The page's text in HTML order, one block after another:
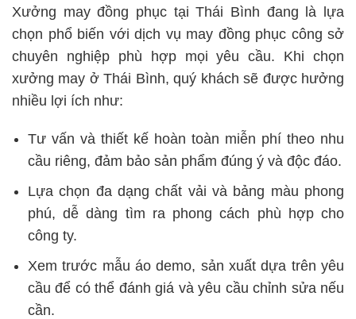
Xưởng may đồng phục tại Thái Bình đang là lựa
chọn phổ biến với dịch vụ may đồng phục công sở
chuyên nghiệp phù hợp mọi yêu cầu. Khi chọn
xưởng may ở Thái Bình, quý khách sẽ được hưởng
nhiều lợi ích như:
Tư vấn và thiết kế hoàn toàn miễn phí theo nhu
cầu riêng, đảm bảo sản phẩm đúng ý và độc đáo.
Lựa chọn đa dạng chất vải và bảng màu phong
phú, dễ dàng tìm ra phong cách phù hợp cho
công ty.
Xem trước mẫu áo demo, sản xuất dựa trên yêu
cầu để có thể đánh giá và yêu cầu chỉnh sửa nếu
cần.